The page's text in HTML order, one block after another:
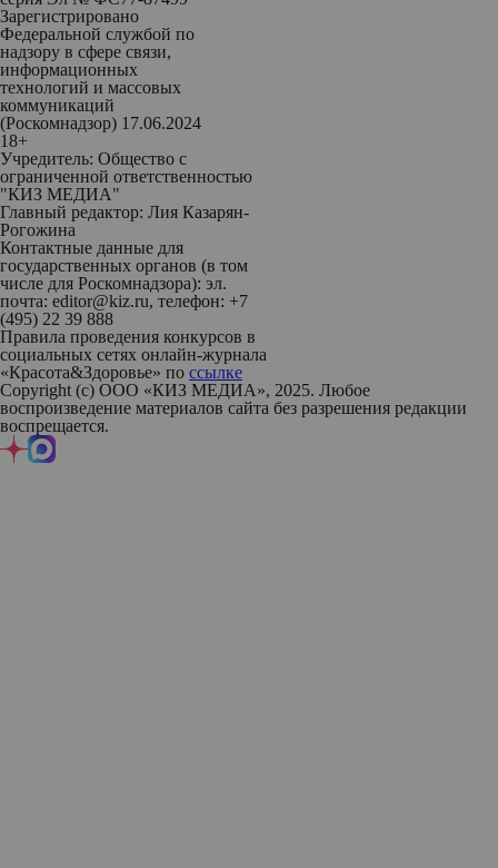
Зарегистрировано
Федеральной службой по
надзору в сфере связи,
информационных
технологий и массовых
коммуникаций
(Роскомнадзор) 17.06.2024
18+
Учредитель: Общество с
ограниченной ответственностью
"КИЗ МЕДИА"
Главный редактор: Лия Казарян-
Рогожина
Контактные данные для
государственных органов (в том
числе для Роскомнадзора): эл.
почта: editor@kiz.ru, телефон: +7
(495) 22 39 888
Правила проведения конкурсов в
социальных сетях онлайн-журнала
«Красота&Здоровье» по ссылке
Copyright (с) ООО «КИЗ МЕДИА», 2025. Любое
воспроизведение материалов сайта без разрешения редакции
воспрещается.